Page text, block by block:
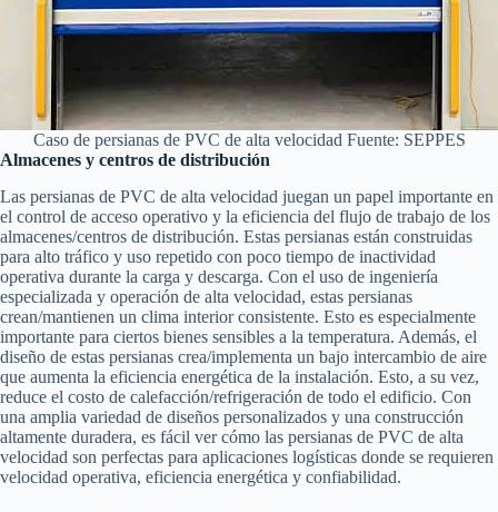
Caso de persianas de PVC de alta velocidad Fuente: SEPPES
Almacenes y centros de distribución
Las persianas de PVC de alta velocidad juegan un papel importante en
el control de acceso operativo y la eficiencia del flujo de trabajo de los
almacenes/centros de distribución. Estas persianas están construidas
para alto tráfico y uso repetido con poco tiempo de inactividad
operativa durante la carga y descarga. Con el uso de ingeniería
especializada y operación de alta velocidad, estas persianas
crean/mantienen un clima interior consistente. Esto es especialmente
importante para ciertos bienes sensibles a la temperatura. Además, el
diseño de estas persianas crea/implementa un bajo intercambio de aire
que aumenta la eficiencia energética de la instalación. Esto, a su vez,
reduce el costo de calefacción/refrigeración de todo el edificio. Con
una amplia variedad de diseños personalizados y una construcción
altamente duradera, es fácil ver cómo las persianas de PVC de alta
velocidad son perfectas para aplicaciones logísticas donde se requieren
velocidad operativa, eficiencia energética y confiabilidad.